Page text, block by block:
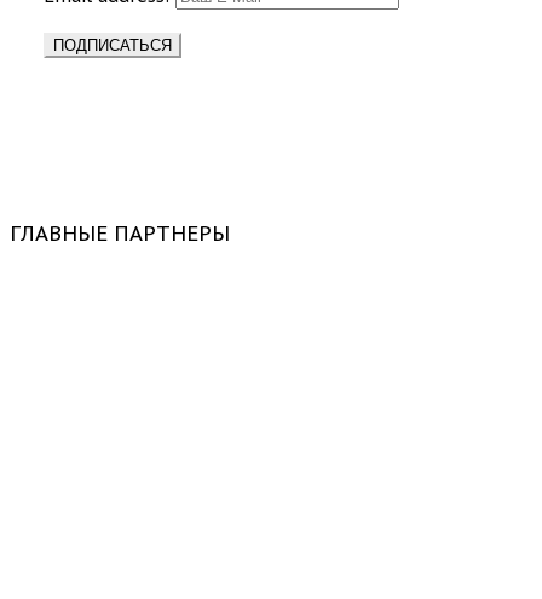
ГЛАВНЫЕ ПАРТНЕРЫ